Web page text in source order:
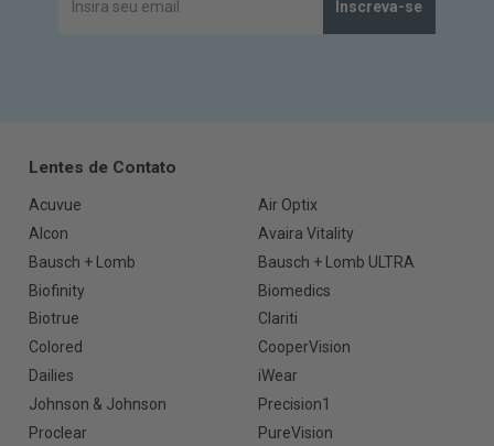
Inscreva-se
Lentes de Contato
Acuvue
Air Optix
Alcon
Avaira Vitality
Bausch + Lomb
Bausch + Lomb ULTRA
Biofinity
Biomedics
Biotrue
Clariti
Colored
CooperVision
Dailies
iWear
Johnson & Johnson
Precision1
Proclear
PureVision